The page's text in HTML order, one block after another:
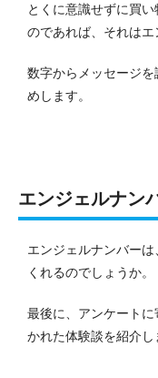
とくに意識せずに買
のであれば、それはエ
数字からメッセージ
めします。
エンジェルナン
エンジェルナンバー
くれるのでしょうか。
最後に、アンケート
かれた体験談を紹介し